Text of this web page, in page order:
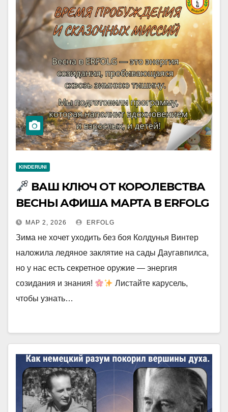
KINDERUNI
ВАШ КЛЮЧ ОТ КОРОЛЕВСТВА
ВЕСНЫ АФИША МАРТА В ERFOLG
МАР 2, 2026 ERFOLG
Зима не хочет уходить без боя Колдунья Винтер
наложила ледяное заклятие на сады Даугавпилса,
но у нас есть секретное оружие — энергия
созидания и знания!
Листайте карусель,
чтобы узнать…